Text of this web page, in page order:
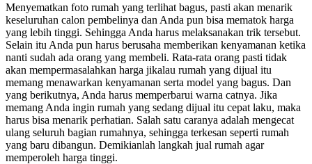
Menyematkan foto rumah yang terlihat bagus, pasti akan menarik
keseluruhan calon pembelinya dan Anda pun bisa mematok harga
yang lebih tinggi. Sehingga Anda harus melaksanakan trik tersebut.
Selain itu Anda pun harus berusaha memberikan kenyamanan ketika
nanti sudah ada orang yang membeli. Rata-rata orang pasti tidak
akan mempermasalahkan harga jikalau rumah yang dijual itu
memang menawarkan kenyamanan serta model yang bagus. Dan
yang berikutnya, Anda harus memperbarui warna catnya. Jika
memang Anda ingin rumah yang sedang dijual itu cepat laku, maka
harus bisa menarik perhatian. Salah satu caranya adalah mengecat
ulang seluruh bagian rumahnya, sehingga terkesan seperti rumah
yang baru dibangun. Demikianlah langkah jual rumah agar
memperoleh harga tinggi.